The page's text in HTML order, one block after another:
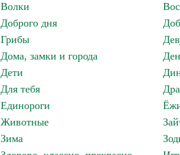
Волки
Доброго дня
Грибы
Дома, замки и города
Дети
Для тебя
Единороги
Животные
Зима